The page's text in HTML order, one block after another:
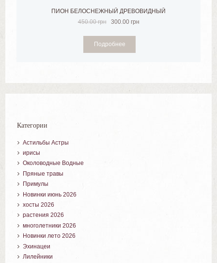
ПИОН БЕЛОСНЕЖНЫЙ ДРЕВОВИДНЫЙ
450.00грн 300.00 грн
Подробнее
Категории
Астильбы Астры
ирисы
Околоводные Водные
Пряные травы
Примулы
Новинки июнь 2026
хосты 2026
растения 2026
многолетники 2026
Новинки лето 2026
Эхинацеи
Лилейники